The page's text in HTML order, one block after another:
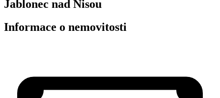
Jablonec nad Nisou
Informace o nemovitosti